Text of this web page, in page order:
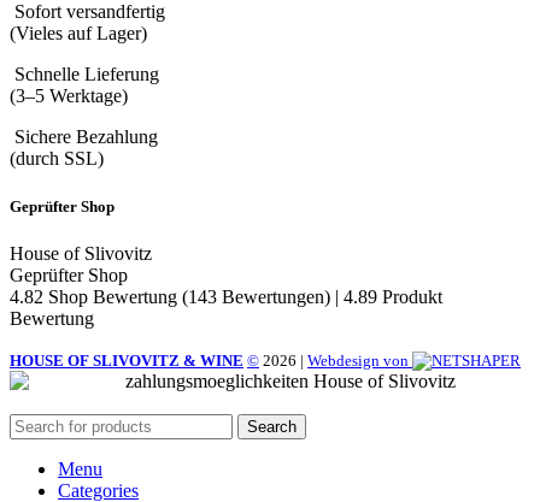
Sofort versandfertig
(Vieles auf Lager)
Schnelle Lieferung
(3–5 Werktage)
Sichere Bezahlung
(durch SSL)
Geprüfter Shop
House of Slivovitz
Geprüfter Shop
4.82 Shop Bewertung (143 Bewertungen) | 4.89 Produkt
Bewertung
HOUSE OF SLIVOVITZ & WINE © 2026 | Webdesign von
Search
Menu
Categories